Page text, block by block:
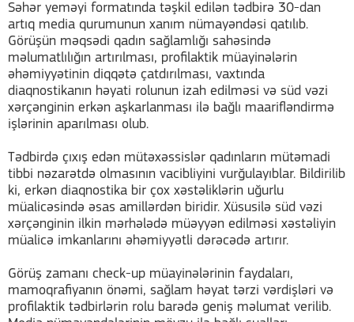
Səhər yeməyi formatında təşkil edilən tədbirə 30-dan
artıq media qurumunun xanım nümayəndəsi qatılıb.
Görüşün məqsədi qadın sağlamlığı sahəsində
məlumatlılığın artırılması, profilaktik müayinələrin
əhəmiyyətinin diqqətə çatdırılması, vaxtında
diaqnostikanın həyati rolunun izah edilməsi və süd vəzi
xərçənginin erkən aşkarlanması ilə bağlı maarifləndirmə
işlərinin aparılması olub.
Tədbirdə çıxış edən mütəxəssislər qadınların mütəmadi
tibbi nəzarətdə olmasının vacibliyini vurğulayıblar. Bildirilib
ki, erkən diaqnostika bir çox xəstəliklərin uğurlu
müalicəsində əsas amillərdən biridir. Xüsusilə süd vəzi
xərçənginin ilkin mərhələdə müəyyən edilməsi xəstəliyin
müalicə imkanlarını əhəmiyyətli dərəcədə artırır.
Görüş zamanı check-up müayinələrinin faydaları,
mamoqrafiyanın önəmi, sağlam həyat tərzi vərdişləri və
profilaktik tədbirlərin rolu barədə geniş məlumat verilib.